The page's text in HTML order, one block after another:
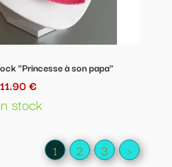
"Princesse à son papa"
11.90 €
stock
1 2 3 >